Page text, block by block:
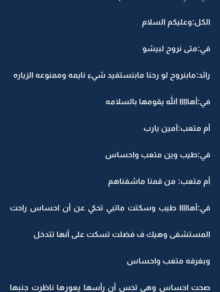
الكل:وعليكم السلام
في:متى نروح لبيشو
رائد:مابنروح لو رحنا مابنستفيد شيء نايمه وممنوعه الزياره
في:أهااااا الله يقومها بالسلامه
أم متعب:آمين يارب
في:طيب وين متعب واحساس
أم متعب: من قمنا ماشفناهم
في:أهااااا طيب وسكتت ماتبي تحكي عن أن احساس راحت
المستشفى وهيك ف فضلت تسكت على أنها تتدخل
وبغرفه متعب واحساس
صحت احساس وهي تحس أن رأسها يعورها ناظرت جنبها